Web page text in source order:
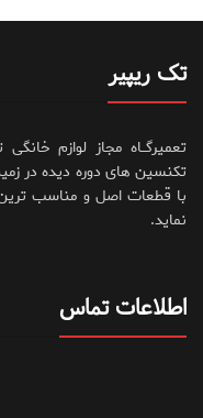
تک ریپیر
تعمیرگــاه مجاز لوازم
تکنسین های دوره دیده در
با قطعات اصل و مناسب
نماید.
اطلاعات تماس